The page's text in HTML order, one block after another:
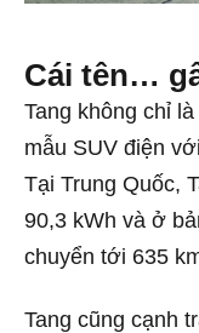
Cái tên…
Tang không chỉ
mẫu SUV điện
Tại Trung Quốc,
90,3 kWh và ở
chuyển tới 635
Tang cũng cạnh